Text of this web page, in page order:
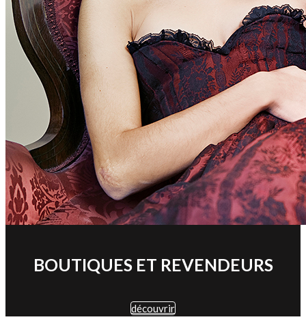
BOUTIQUES ET REVENDEURS
découvrir